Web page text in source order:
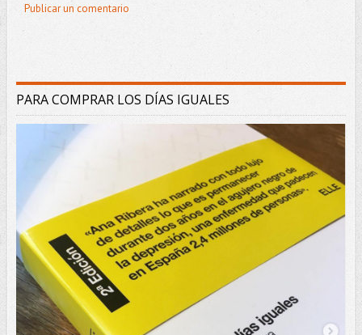
Publicar un comentario
PARA COMPRAR LOS DÍAS IGUALES